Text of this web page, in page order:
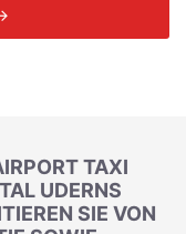
TAXI
UDERNS
SIE VON